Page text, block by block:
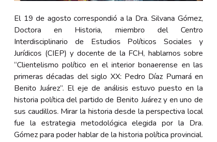
El 19 de agosto correspondió a la Dra. Silvana Gómez,
Doctora en Historia, miembro del Centro
Interdisciplinario de Estudios Políticos Sociales y
Jurídicos (CIEP) y docente de la FCH, hablarnos sobre
“Clientelismo político en el interior bonaerense en las
primeras décadas del siglo XX: Pedro Díaz Pumará en
Benito Juárez”. El eje de análisis estuvo puesto en la
historia política del partido de Benito Juárez y en uno de
sus caudillos. Mirar la historia desde la perspectiva local
fue la estrategia metodológica elegida por la Dra.
Gómez para poder hablar de la historia política provincial.